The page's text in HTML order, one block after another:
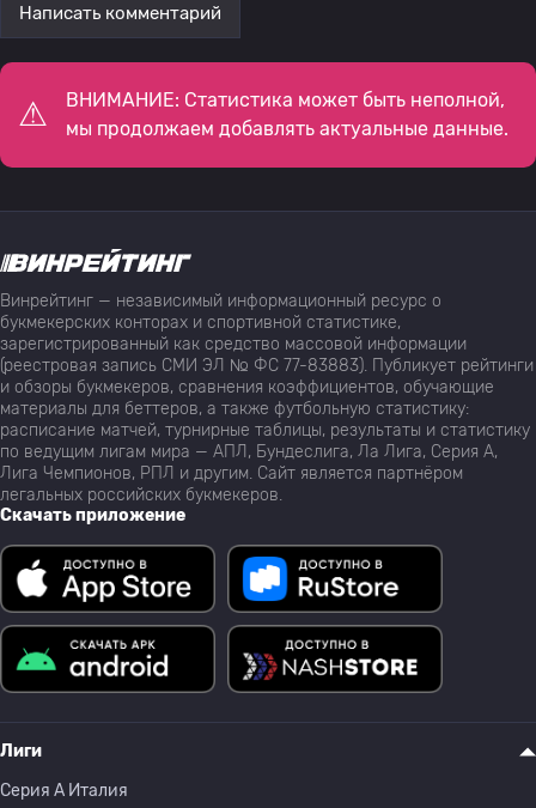
Написать комментарий
ВНИМАНИЕ: Статистика может быть неполной,
мы продолжаем добавлять актуальные данные.
Винрейтинг — независимый информационный ресурс о
букмекерских конторах и спортивной статистике,
зарегистрированный как средство массовой информации
(реестровая запись СМИ ЭЛ № ФС 77-83883). Публикует рейтинги
и обзоры букмекеров, сравнения коэффициентов, обучающие
материалы для беттеров, а также футбольную статистику:
расписание матчей, турнирные таблицы, результаты и статистику
по ведущим лигам мира — АПЛ, Бундеслига, Ла Лига, Серия А,
Лига Чемпионов, РПЛ и другим. Сайт является партнёром
легальных российских букмекеров.
Скачать приложение
Лиги
Серия A Италия